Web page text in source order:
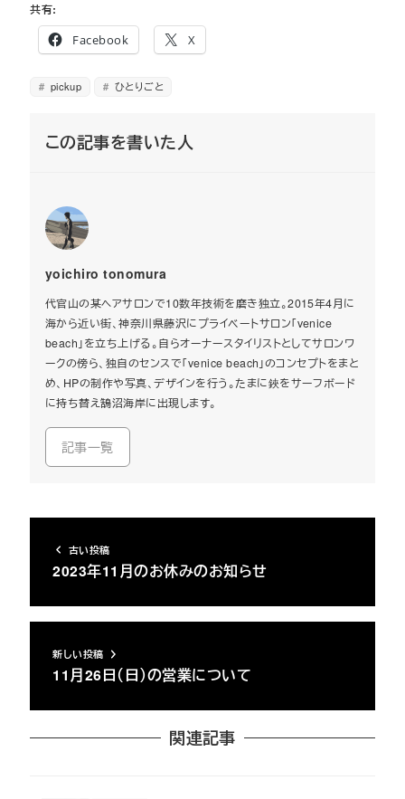
共有:
Facebook
X
pickup ひとりごと
この記事を書いた人
yoichiro tonomura
代官山の某ヘアサロンで10数年技術を磨き独立。2015年4月に
海から近い街、神奈川県藤沢にプライベートサロン「venice
beach」を立ち上げる。自らオーナースタイリストとしてサロンワ
ークの傍ら、独自のセンスで「venice beach」のコンセプトをまと
め、HPの制作や写真、デザインを行う。たまに鋏をサーフボード
に持ち替え鵠沼海岸に出現します。
記事一覧
古い投稿
2023年11月のお休みのお知らせ
新しい投稿
11月26日（日）の営業について
関連記事